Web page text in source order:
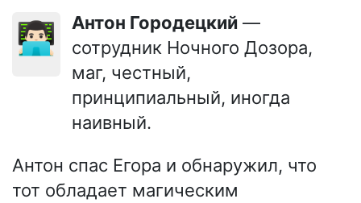
👨🏻‍💻 Антон Городецкий —
сотрудник Ночного Дозора,
маг, честный,
принципиальный, иногда
наивный.
Антон спас Егора и обнаружил, что
тот обладает магическим